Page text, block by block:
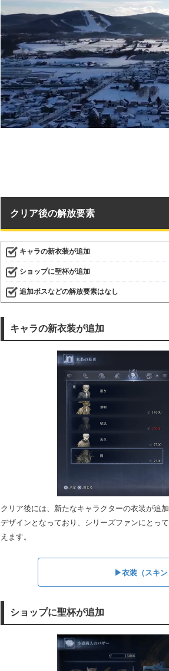
クリア後の解放要素
キャラの新衣装が追加
ショップに聖杯が追加
追加ボスなどの解放要素はなし
キャラの新衣装が追加
クリア後には、新たなキャラクターの衣装が追
デザインとなっており、シリーズファンにとっ
えます。
▶︎衣装（スキ
ショップに聖杯が追加